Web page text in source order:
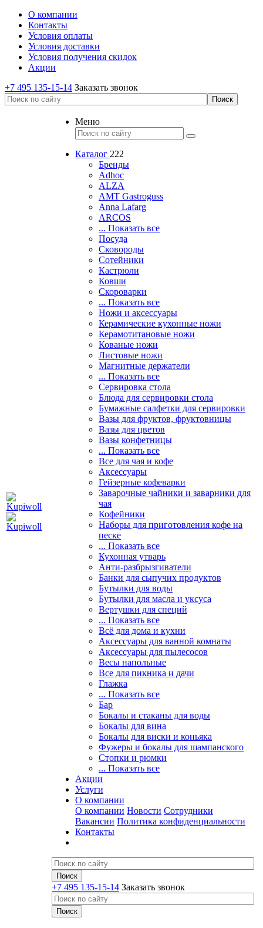
О компании
Контакты
Условия оплаты
Условия доставки
Условия получения скидок
Акции
+7 495 135-15-14 Заказать звонок
Меню
Каталог 222
Бренды
Adhoc
ALZA
AMT Gastroguss
Anna Lafarg
ARCOS
... Показать все
Посуда
Сковороды
Сотейники
Кастрюли
Ковши
Скороварки
... Показать все
Ножи и аксессуары
Керамические кухонные ножи
Керамотитановые ножи
Кованые ножи
Листовые ножи
Магнитные держатели
... Показать все
Сервировка стола
Блюда для сервировки стола
Бумажные салфетки для сервировки
Вазы для фруктов, фруктовницы
Вазы для цветов
Вазы конфетницы
... Показать все
Все для чая и кофе
Аксессуары
Гейзерные кофеварки
Заварочные чайники и заварники для
чая
Кофейники
Наборы для приготовления кофе на
песке
... Показать все
Кухонная утварь
Анти-разбрызгиватели
Банки для сыпучих продуктов
Бутылки для воды
Бутылки для масла и уксуса
Вертушки для специй
... Показать все
Всё для дома и кухни
Аксессуары для ванной комнаты
Аксессуары для пылесосов
Весы напольные
Все для пикника и дачи
Глажка
... Показать все
Бар
Бокалы и стаканы для воды
Бокалы для вина
Бокалы для виски и коньяка
Фужеры и бокалы для шампанского
Стопки и рюмки
... Показать все
Акции
Услуги
О компании
О компании Новости Сотрудники
Вакансии Политика конфиденциальности
Контакты
+7 495 135-15-14 Заказать звонок